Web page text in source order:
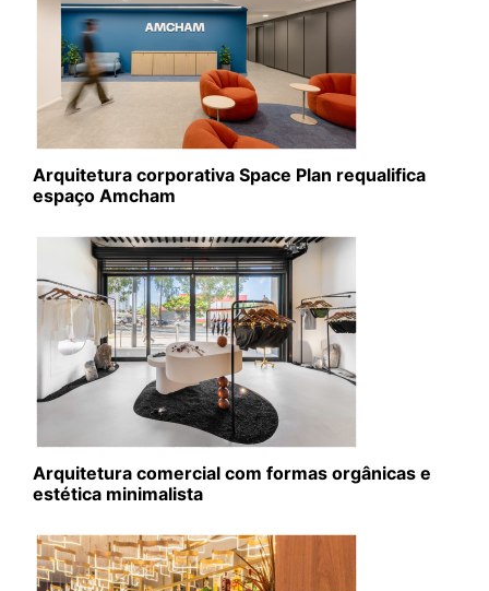
Arquitetura corporativa Space Plan requalifica
espaço Amcham
Arquitetura comercial com formas orgânicas e
estética minimalista